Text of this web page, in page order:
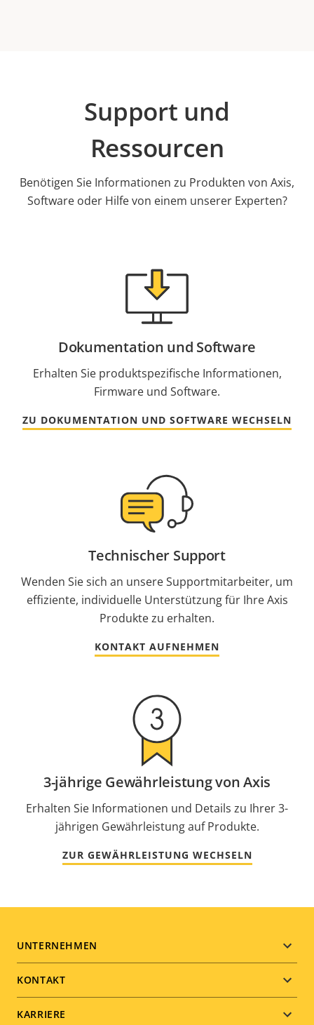
Support und
Ressourcen
Benötigen Sie Informationen zu Produkten von Axis,
Software oder Hilfe von einem unserer Experten?
Dokumentation und Software
Erhalten Sie produktspezifische Informationen,
Firmware und Software.
ZU DOKUMENTATION UND SOFTWARE WECHSELN
Technischer Support
Wenden Sie sich an unsere Supportmitarbeiter, um
effiziente, individuelle Unterstützung für Ihre Axis
Produkte zu erhalten.
KONTAKT AUFNEHMEN
3-jährige Gewährleistung von Axis
Erhalten Sie Informationen und Details zu Ihrer 3-
jährigen Gewährleistung auf Produkte.
ZUR GEWÄHRLEISTUNG WECHSELN
Footer
menu
UNTERNEHMEN
KONTAKT
KARRIERE